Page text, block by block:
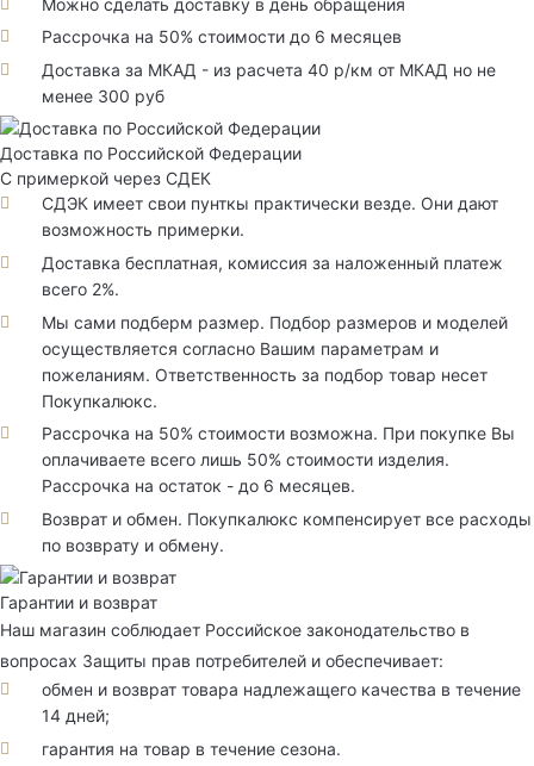
Рассрочка на 50% стоимости до 6 месяцев
Доставка за МКАД - из расчета 40 р/км от МКАД но не
менее 300 руб
Доставка по Российской Федерации
С примеркой через СДЕК
СДЭК имеет свои пунткы практически везде. Они дают
возможность примерки.
Доставка бесплатная, комиссия за наложенный платеж
всего 2%.
Мы сами подберм размер. Подбор размеров и моделей
осуществляется согласно Вашим параметрам и
пожеланиям. Ответственность за подбор товар несет
Покупкалюкс.
Рассрочка на 50% стоимости возможна. При покупке Вы
оплачиваете всего лишь 50% стоимости изделия.
Рассрочка на остаток - до 6 месяцев.
Возврат и обмен. Покупкалюкс компенсирует все расходы
по возврату и обмену.
Гарантии и возврат
Наш магазин соблюдает Российское законодательство в
вопросах Защиты прав потребителей и обеспечивает:
обмен и возврат товара надлежащего качества в течение
14 дней;
гарантия на товар в течение сезона.